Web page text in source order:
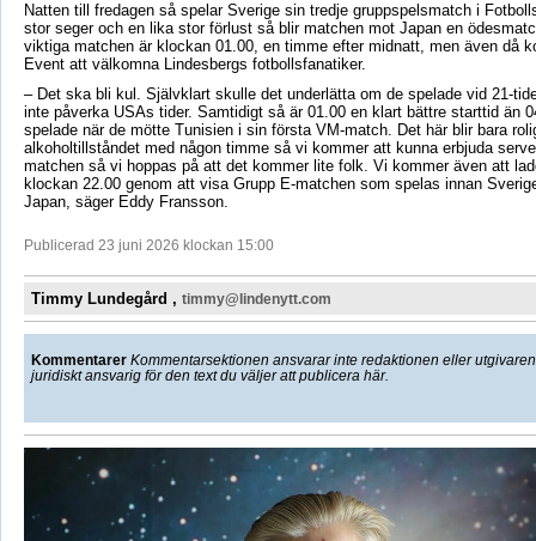
Natten till fredagen så spelar Sverige sin tredje gruppspelsmatch i
stor seger och en lika stor förlust så blir matchen mot Japan en
viktiga matchen är klockan 01.00, en timme efter midnatt, men även då
Event att välkomna Lindesbergs fotbollsfanatiker.
– Det ska bli kul. Självklart skulle det underlätta om de spelade vid 21-
inte påverka USAs tider. Samtidigt så är 01.00 en klart bättre starttid än
spelade när de mötte Tunisien i sin första VM-match. Det här blir bara
alkoholtillståndet med någon timme så vi kommer att kunna erbjuda
matchen så vi hoppas på att det kommer lite folk. Vi kommer även att
klockan 22.00 genom att visa Grupp E-matchen som spelas innan
Japan, säger Eddy Fransson.
Publicerad 23 juni 2026 klockan 15:00
Timmy Lundegård , timmy@lindenytt.com
Kommentarer Kommentarsektionen ansvarar inte redaktionen eller
juridiskt ansvarig för den text du väljer att publicera här.